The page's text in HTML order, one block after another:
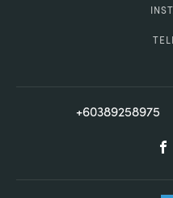
+60389258975